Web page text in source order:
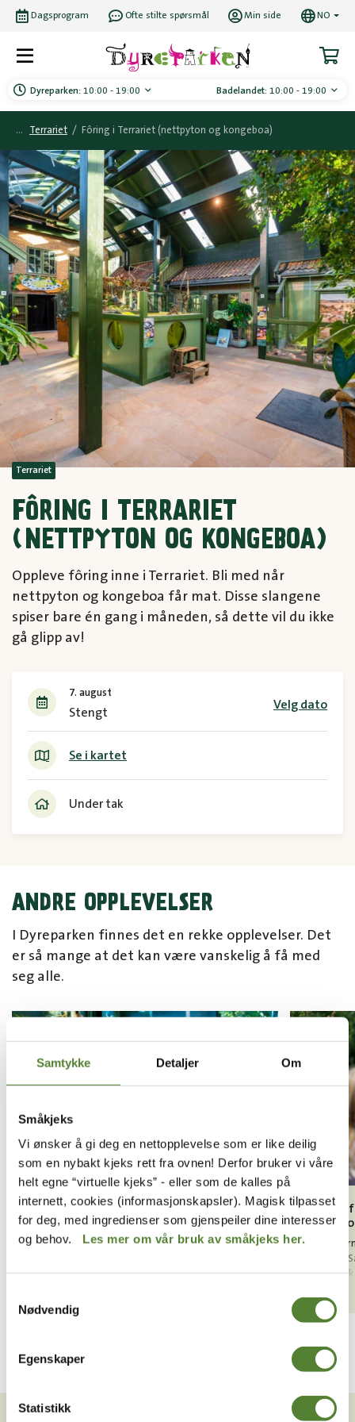
Samtykke Detaljer Om
Småkjeks
Vi ønsker å gi deg en nettopplevelse som er like deilig
som en nybakt kjeks rett fra ovnen! Derfor bruker vi våre
helt egne “virtuelle kjeks” - eller som de kalles på
internett, cookies (informasjonskapsler). Magisk tilpasset
for deg, med ingredienser som gjenspeiler dine interesser
og behov. Les mer om vår bruk av småkjeks her.
Nødvendig
Egenskaper
Statistikk
Dyreparken: 10:00 - 19:00 Badelandet: 10:00 - 19:00
Dagsprogram Ofte stilte spørsmål Min side NO
Terrariet / Fôring i Terrariet (nettpyton og kongeboa)
Terrariet
FÔRING I TERRARIET
(NETTPYTON OG KONGEBOA)
Oppleve fôring inne i Terrariet. Bli med når
nettpyton og kongeboa får mat. Disse slangene
spiser bare én gang i måneden, så dette vil du ikke
gå glipp av!
7. august
Stengt
Velg dato
Se i kartet
Under tak
ANDRE OPPLEVELSER
I Dyreparken finnes det en rekke opplevelser. Det
er så mange at det kan være vanskelig å få med
seg alle.
Møt en formidler i Terrariet
Lyst til å komme tett på spennende dyr? Møt en
av våre dyktige formidlere inne i Terrariet! Her
hold, lære spennende fakta og stille spørsmål.
Møt en
besøker
en lærerik
VIL DU HA NYHETSBREV FRA